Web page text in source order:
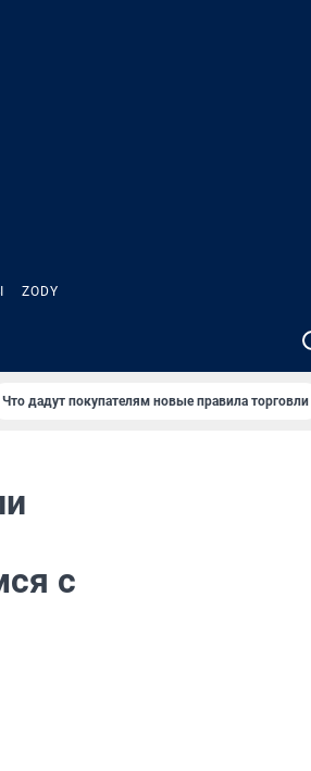
ZODY
Что дадут покупателям новые правила торговли
с